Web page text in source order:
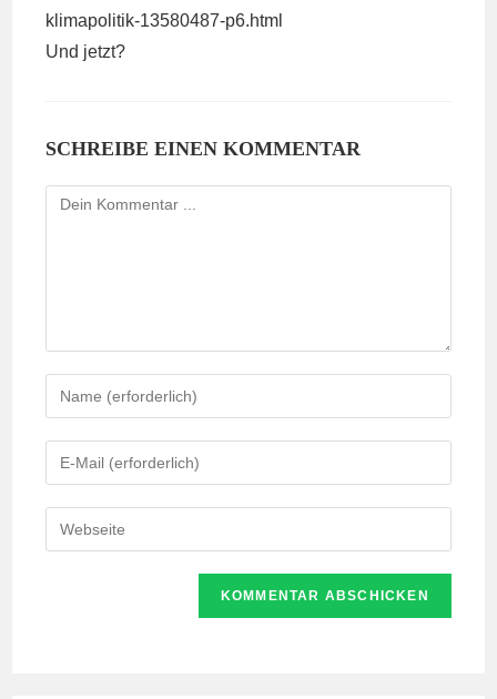
klimapolitik-13580487-p6.html
Und jetzt?
SCHREIBE EINEN KOMMENTAR
Kommentieren
deinen
Namen
oder
zum
Kommentieren
deine
E-
Mail-
deine